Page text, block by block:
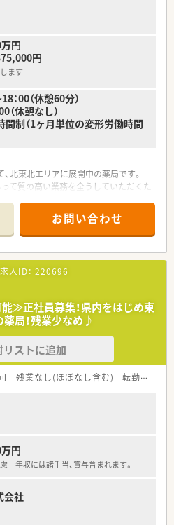
円
円
ます
00（休憩60分）
（休憩なし）
制（1ヶ月単位の変形労働時間
北東北エリアに展開中の薬局です。
て質の高い業務を全うしていただくた
勤務しやすいよう、育児休暇の取得は
務を制度として取り入れており
の方でも仕事を続けることのできる環
お問い合わせ
人ID： 220696
能≫正社員募集！県内をはじめ東
局！残業少なめ♪
リストに追加
残業なし(ほぼなし含む) 転勤なし
円
年収には諸手当、賞与含まれます。
会社